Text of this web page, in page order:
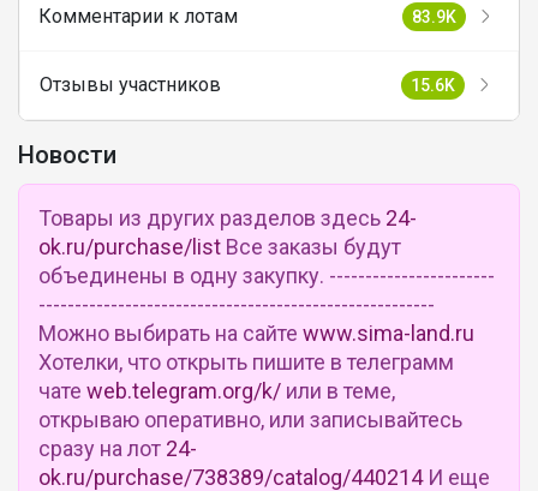
Комментарии к лотам 83.9K
Отзывы участников 15.6K
Новости
Товары из других разделов здесь 24-
ok.ru/purchase/list Все заказы будут
объединены в одну закупку. -----------------------
-------------------------------------------------------
Можно выбирать на сайте www.sima-land.ru
Хотелки, что открыть пишите в телеграмм
чате web.telegram.org/k/ или в теме,
открываю оперативно, или записывайтесь
сразу на лот 24-
ok.ru/purchase/738389/catalog/440214И еще